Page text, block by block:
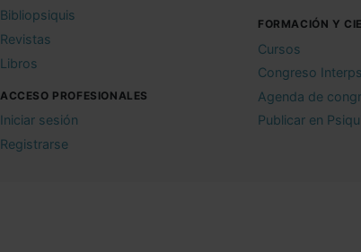
Bibliopsiquis
Revistas
Libros
ACCESO PROFESIONALES
Iniciar sesión
Registrarse
FORMACIÓN Y
Cursos
Congreso
Agenda de
Publicar en